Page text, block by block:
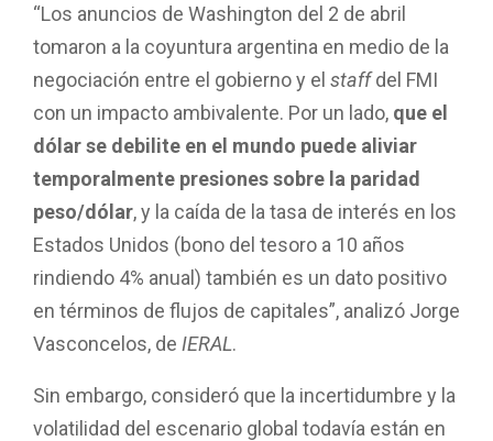
“Los anuncios de Washington del 2 de abril
tomaron a la coyuntura argentina en medio de la
negociación entre el gobierno y el staffdel FMI
con un impacto ambivalente. Por un lado, que el
dólar se debilite en el mundo puede aliviar
temporalmente presiones sobre la paridad
peso/dólar, y la caída de la tasa de interés en los
Estados Unidos (bono del tesoro a 10 años
rindiendo 4% anual) también es un dato positivo
en términos de flujos de capitales”, analizó Jorge
Vasconcelos, de IERAL.
Sin embargo, consideró que la incertidumbre y la
volatilidad del escenario global todavía están en